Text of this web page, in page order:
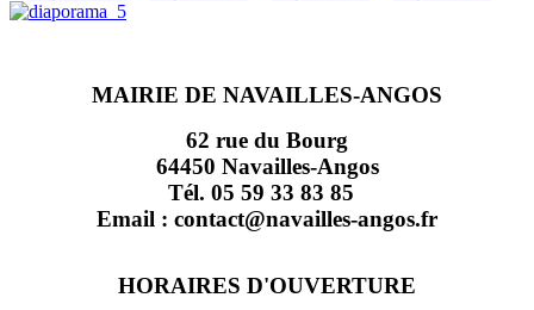
MAIRIE DE NAVAILLES-ANGOS
62 rue du Bourg
64450 Navailles-Angos
Tél. 05 59 33 83 85
Email : contact@navailles-angos.fr
HORAIRES D'OUVERTURE